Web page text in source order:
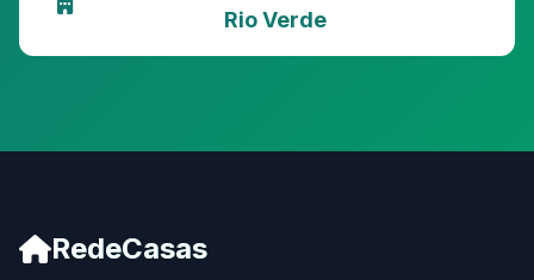
Rio Verde
RedeCasas